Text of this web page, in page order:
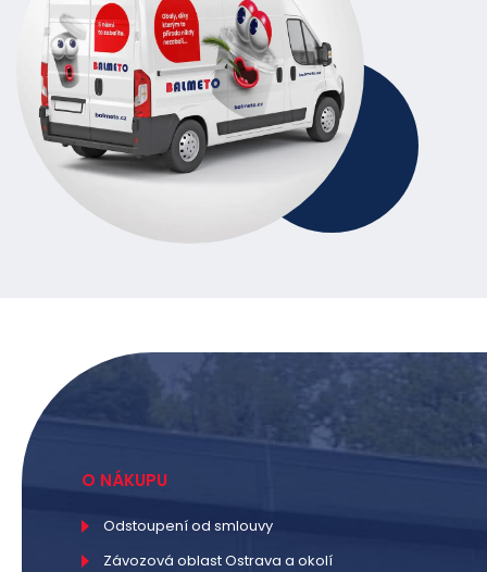
O NÁKUPU
Odstoupení od smlouvy
Závozová oblast Ostrava a okolí